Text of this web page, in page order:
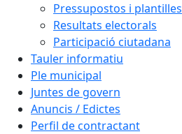
Pressupostos i plantilles
Resultats electorals
Participació ciutadana
Tauler informatiu
Ple municipal
Juntes de govern
Anuncis / Edictes
Perfil de contractant